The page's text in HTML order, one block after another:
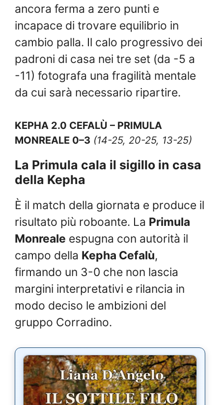
ancora ferma a zero punti e
incapace di trovare equilibrio in
cambio palla. Il calo progressivo dei
padroni di casa nei tre set (da -5 a
-11) fotografa una fragilità mentale
da cui sarà necessario ripartire.
KEPHA 2.0 CEFALÙ – PRIMULA
MONREALE 0–3 (14-25, 20-25, 13-25)
La Primula cala il sigillo in casa
della Kepha
È il match della giornata e produce il
risultato più roboante. La Primula
Monreale espugna con autorità il
campo della Kepha Cefalù,
firmando un 3-0 che non lascia
margini interpretativi e rilancia in
modo deciso le ambizioni del
gruppo Corradino.